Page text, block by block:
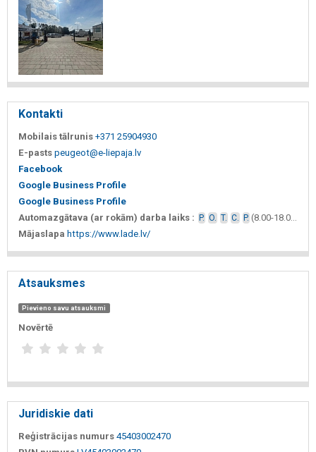
Kontakti
Mobilais tālrunis +371 25904930
E-pasts peugeot@e-liepaja.lv
Facebook
Google Business Profile
Google Business Profile
Automazgātava (ar rokām) darba laiks : P. O. T. C. P. (8.00-18.00)
Mājaslapa https://www.lade.lv/
Atsauksmes
Pievieno savu atsauksmi
Novērtē
Juridiskie dati
Reģistrācijas numurs 45403002470